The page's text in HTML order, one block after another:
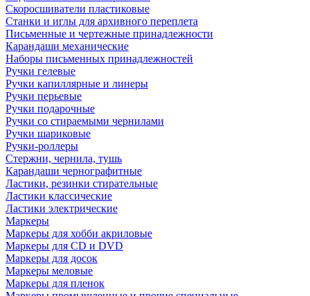
Скоросшиватели пластиковые
Станки и иглы для архивного переплета
Письменные и чертежные принадлежности
Карандаши механические
Наборы письменных принадлежностей
Ручки гелевые
Ручки капиллярные и линеры
Ручки перьевые
Ручки подарочные
Ручки со стираемыми чернилами
Ручки шариковые
Ручки-роллеры
Стержни, чернила, тушь
Карандаши чернографитные
Ластики, резинки стирательные
Ластики классические
Ластики электрические
Маркеры
Маркеры для хобби акриловые
Маркеры для CD и DVD
Маркеры для досок
Маркеры меловые
Маркеры для пленок